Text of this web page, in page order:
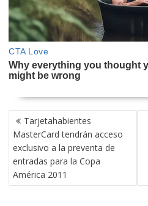
NAVEGACIÓN
DE
ENTRADAS
Tarjetahabientes
MasterCard tendrán acceso
exclusivo a la preventa de
entradas para la Copa
América 2011